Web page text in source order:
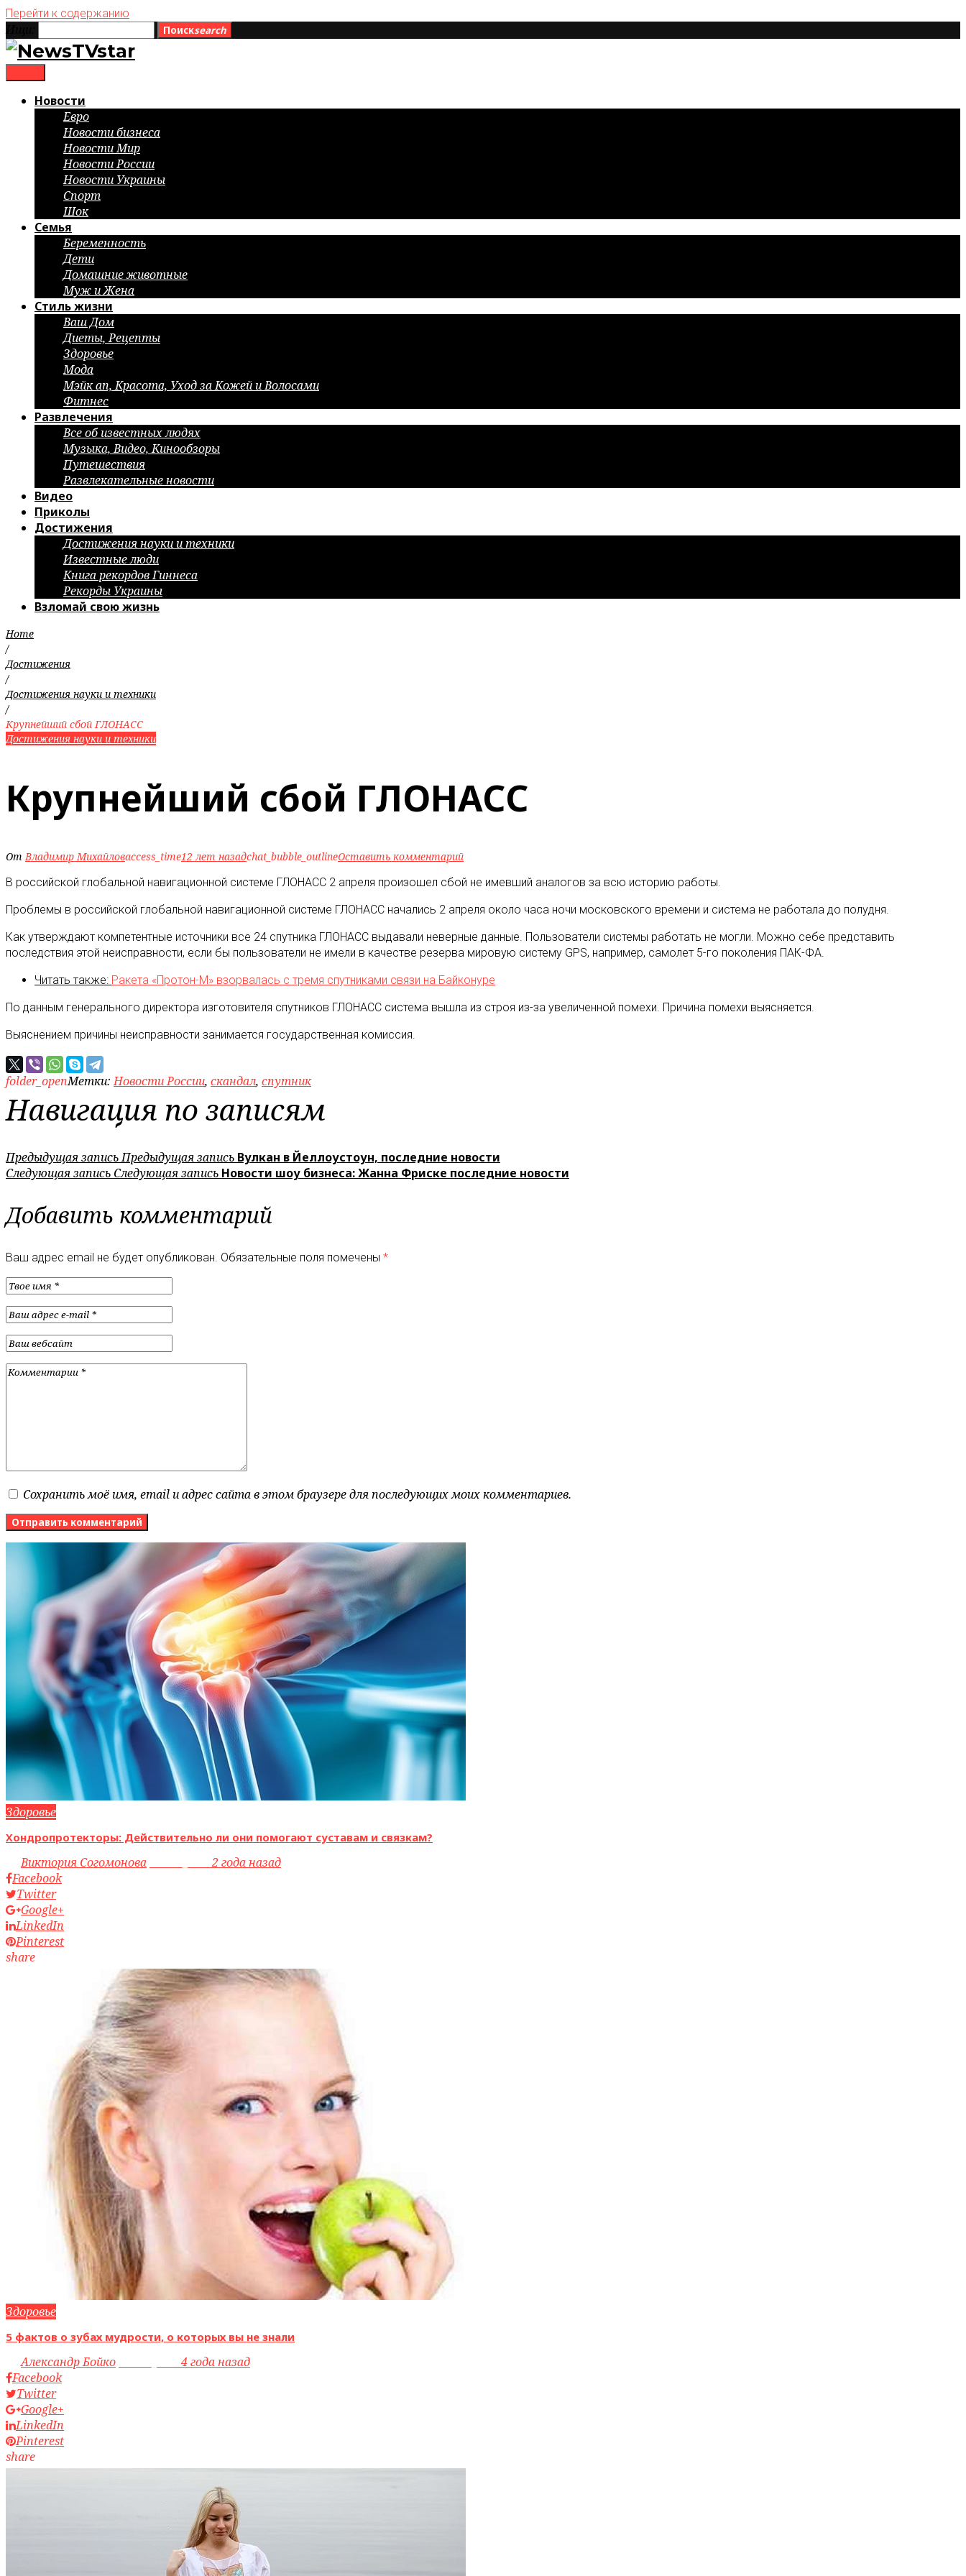
Перейти к содержанию
Поискsearch
Новости
Евро
Новости бизнеса
Новости Мир
Новости России
Новости Украины
Спорт
Шок
Семья
Беременность
Дети
Домашние животные
Муж и Жена
Стиль жизни
Ваш Дом
Диеты, Рецепты
Здоровье
Мода
Мэйк ап, Красота, Уход за Кожей и Волосами
Фитнес
Развлечения
Все об известных людях
Музыка, Видео, Кинообзоры
Путешествия
Развлекательные новости
Видео
Приколы
Достижения
Достижения науки и техники
Известные люди
Книга рекордов Гиннеса
Рекорды Украины
Взломай свою жизнь
Home
/
Достижения
/
Достижения науки и техники
/
Крупнейший сбой ГЛОНАСС
Достижения науки и техники
Крупнейший сбой ГЛОНАСС
ОтВладимир Михайловaccess_time12 лет назадchat_bubble_outlineОставить комментарий
В российской глобальной навигационной системе ГЛОНАСС 2 апреля произошел сбой не имевший аналогов за всю историю работы.
Проблемы в российской глобальной навигационной системе ГЛОНАСС начались 2 апреля около часа ночи московского времени и система не работала до полудня.
Как утверждают компетентные источники все 24 спутника ГЛОНАСС выдавали неверные данные. Пользователи системы работать не могли. Можно себе представить
последствия этой неисправности, если бы пользователи не имели в качестве резерва мировую систему GPS, например, самолет 5-го поколения ПАК-ФА.
Читать также: Ракета «Протон-М» взорвалась с тремя спутниками связи на Байконуре
По данным генерального директора изготовителя спутников ГЛОНАСС система вышла из строя из-за увеличенной помехи. Причина помехи выясняется.
Выяснением причины неисправности занимается государственная комиссия.
folder_openМетки:Новости России, скандал, спутник
Навигация по записям
Предыдущая записьПредыдущая запись Вулкан в Йеллоустоун, последние новости
Следующая запись Следующая запись Новости шоу бизнеса: Жанна Фриске последние новости
Добавить комментарий
Ваш адрес email не будет опубликован. Обязательные поля помечены *
Сохранить моё имя, email и адрес сайта в этом браузере для последующих моих комментариев.
Здоровье
Хондропротекторы: Действительно ли они помогают суставам и связкам?
byВиктория Согомонова access_time2 года назад
Facebook
Twitter
Google+
LinkedIn
Pinterest
share
Здоровье
5 фактов о зубах мудрости, о которых вы не знали
byАлександр Бойко
4 года назад
Facebook
Twitter
Google+
LinkedIn
Pinterest
share